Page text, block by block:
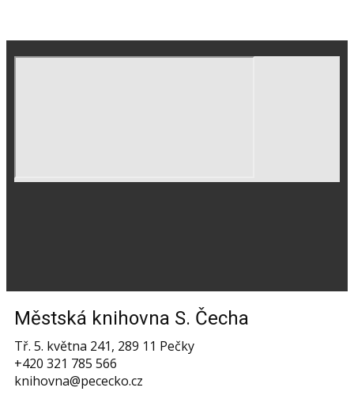
Městská knihovna S. Čecha
Tř. 5. května 241, 289 11 Pečky
+420 321 785 566
knihovna@pececko.cz